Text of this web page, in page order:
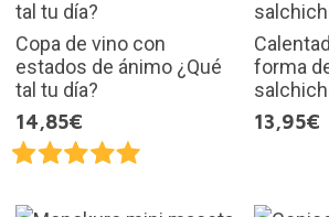
Copa de vino con
estados de ánimo ¿Qué
tal tu día?
14,85€
forma
13,95€